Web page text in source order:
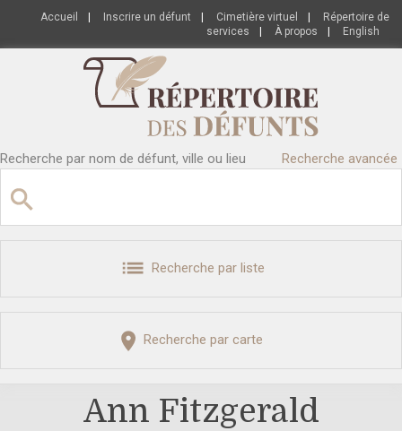
Accueil Inscrire un défunt Cimetière virtuel
Répertoire de
services
À propos English
Recherche par nom de défunt, ville ou lieu Recherche avancée
Recherche par liste
Recherche par carte
Ann Fitzgerald